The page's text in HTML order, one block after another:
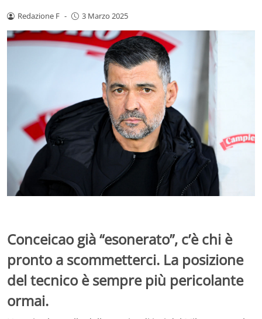
Redazione F - 3 Marzo 2025
Conceicao già “esonerato”, c’è chi è
pronto a scommetterci. La posizione
del tecnico è sempre più pericolante
ormai.